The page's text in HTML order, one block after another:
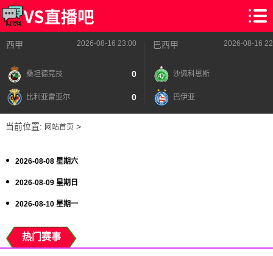
西甲 2026-08-16 23:00
桑坦德竞技 0
比利亚雷亚尔 0
巴西甲 2026-08-16
沙佩科恩斯
巴伊亚
当前位置: 网站首页>
2026-08-08 星期六
2026-08-09 星期日
2026-08-10 星期一
热门赛事